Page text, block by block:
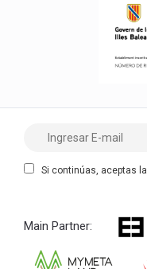
Si continúas, aceptas la
Main Partner: